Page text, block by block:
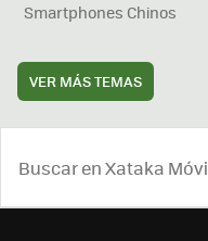
Smartphones Chinos
VER MÁS TEMAS